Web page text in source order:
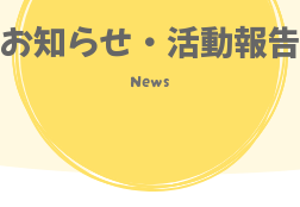
お知らせ・活動報告
News